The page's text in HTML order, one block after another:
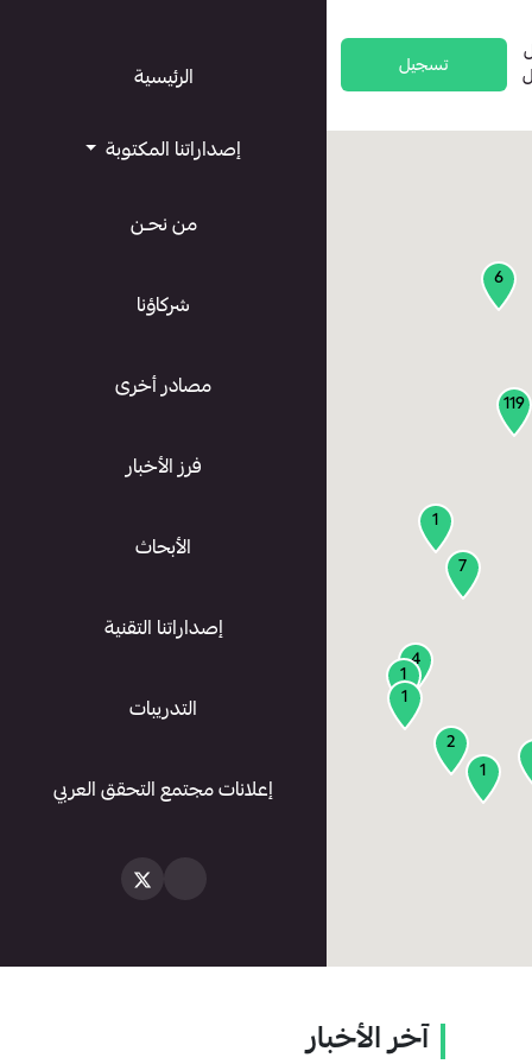
تسجيل
119
6
4
1
7
2
1
1
1
الرئيسية
إصداراتنا المكتوبة
من نحـن
شركاؤنا
مصادر أخرى
فرز الأخبار
الأبحاث
إصداراتنا التقنية
التدريبات
إعلانات مجتمع التحقق العربي
آخر الأخبار